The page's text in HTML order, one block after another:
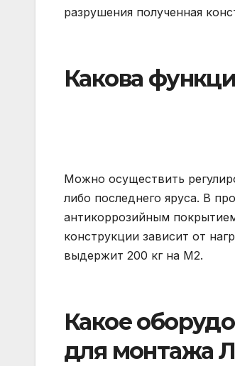
разрушения полученная
Какова
Можно осуществить
либо последнего яруса. В
антикоррозийным
конструкции зависит от
выдержит 200 кг на М2.
Какое
для монтажа